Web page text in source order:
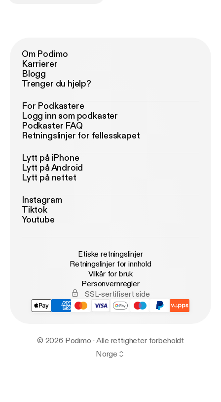
Om Podimo
Karrierer
Blogg
Trenger du hjelp?
For Podkastere
Logg inn som podkaster
Podkaster FAQ
Retningslinjer for fellesskapet
Lytt på iPhone
Lytt på Android
Lytt på nettet
Instagram
Tiktok
Youtube
Etiske retningslinjer
Retningslinjer for innhold
Vilkår for bruk
Personvernregler
SSL-sertifisert side
© 2026 Podimo · Alle rettigheter forbeholdt
Norge